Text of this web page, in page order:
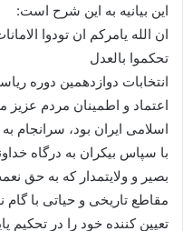
این بیانیه به این شرح است:
ان الله یامرکم ان تودوا
تحکموا بالعدل
انتخابات دوازدهمین دوره
اعتماد و اطمینان مردم
اسلامی ایران بود، سرانجام
با سپاس بیکران به درگاه
بصیر و ولایتمدار که به حق
مقاطع تاریخی و حیاتی با
تعیین کننده خود را در